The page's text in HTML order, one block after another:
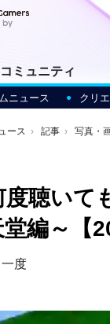
コミュニティ
ニュース クリ
ース › 記事 › 写真・
聴いて
編～【
度